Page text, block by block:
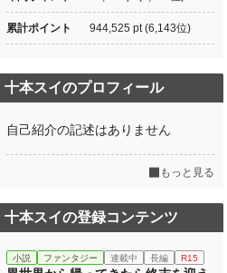
累計ポイント 944,525 pt (6,143位)
十本スイのプロフィール
自己紹介の記述はありません
もっと見る
十本スイの登録コンテンツ
小説 ファンタジー 連載中 長編 R15